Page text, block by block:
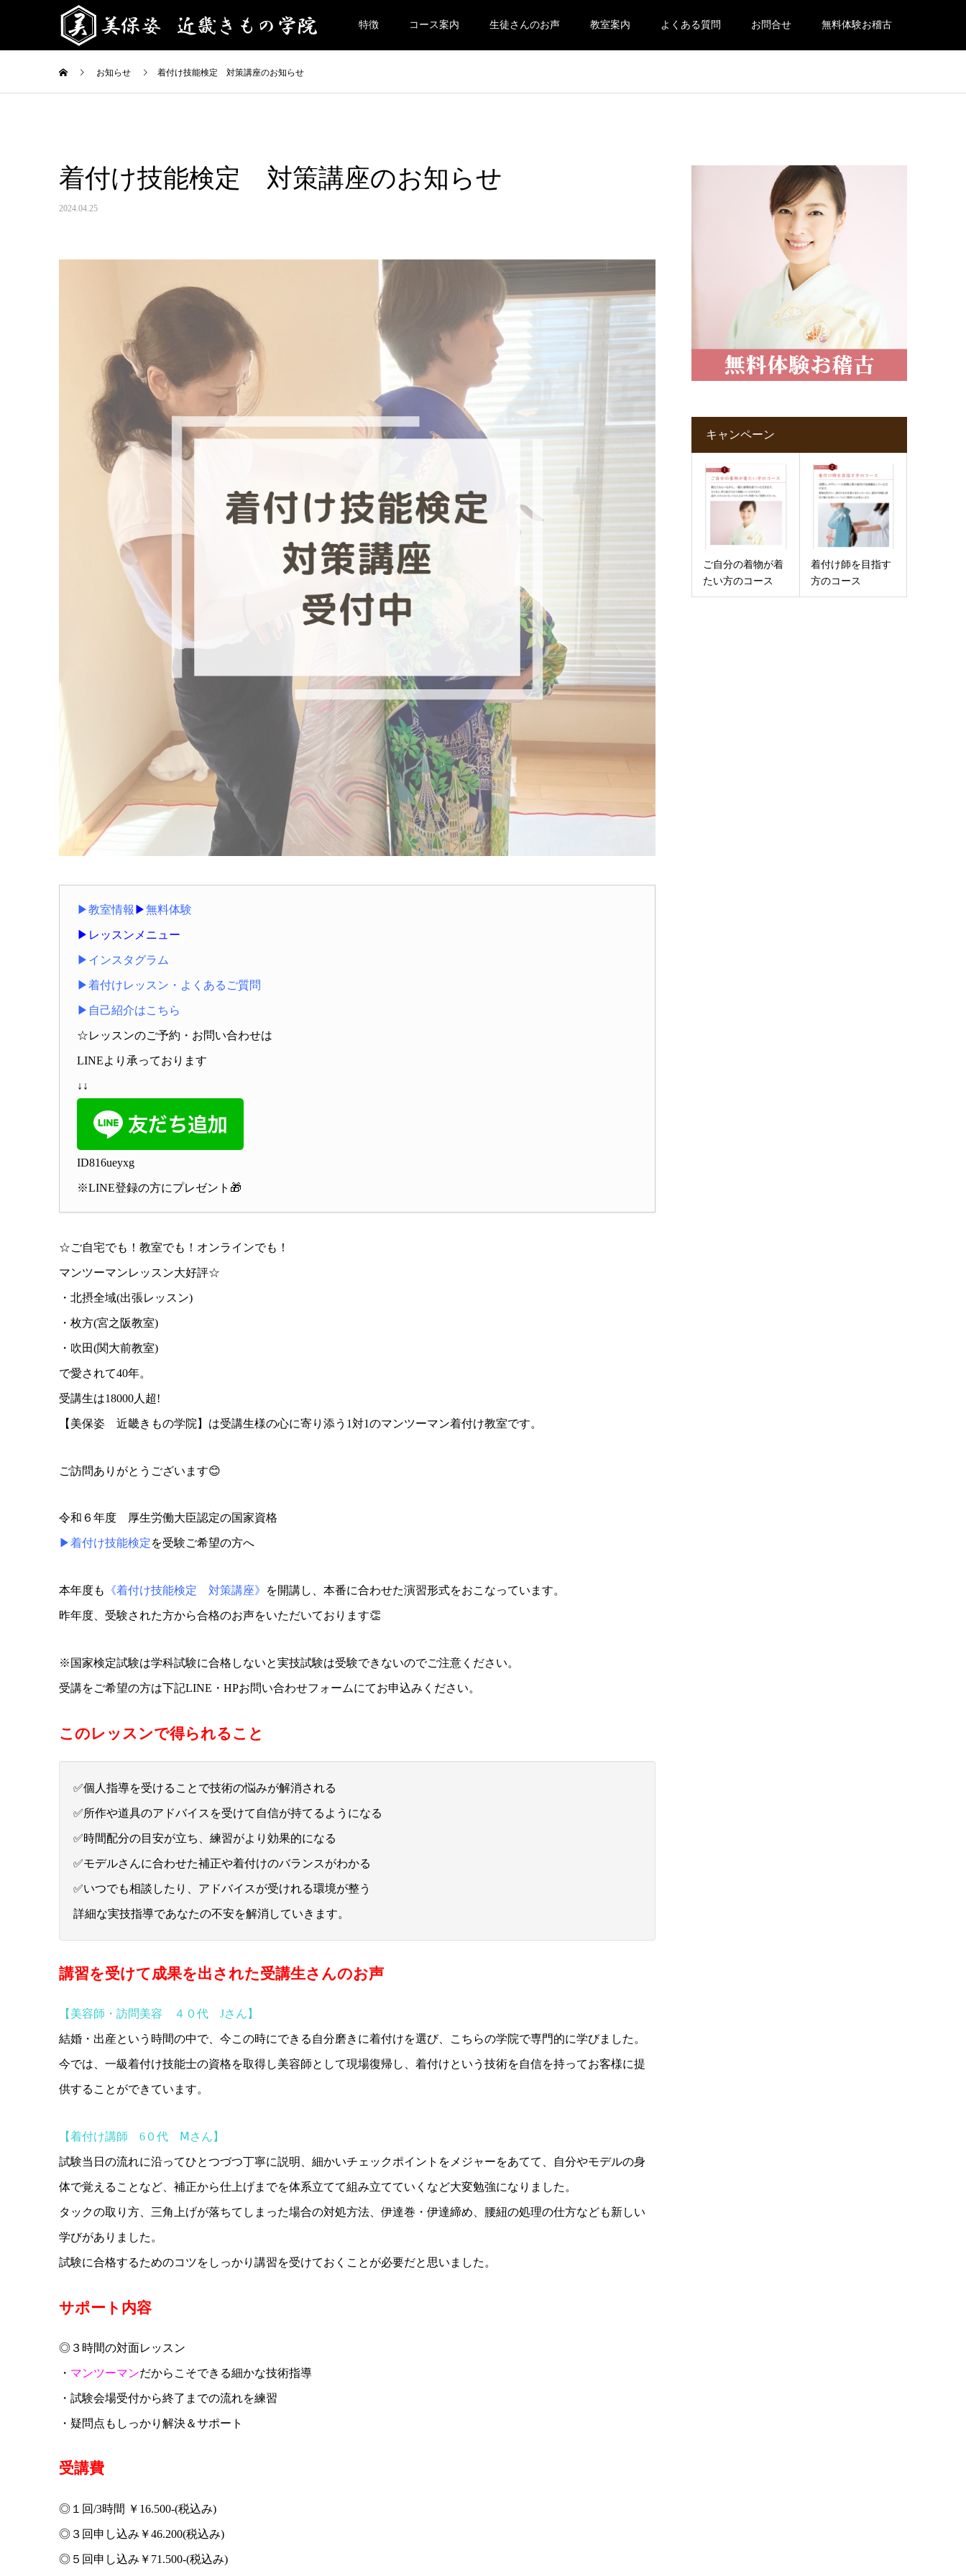
特徴 コース案内 生徒さんのお声 教室案内 よくある質問 お問合せ 無料体験お稽古
お知らせ 着付け技能検定 対策講座のお知らせ
着付け技能検定 対策講座のお知らせ
2024.04.25
▶教室情報 ▶無料体験
▶レッスンメニュー
▶インスタグラム
▶着付けレッスン・よくあるご質問
▶自己紹介はこちら
☆レッスンのご予約・お問い合わせは
LINEより承っております
↓↓
ID816ueyxg
※LINE登録の方にプレゼント🎁
☆ご自宅でも！教室でも！オンラインでも！
マンツーマンレッスン大好評☆
・北摂全域(出張レッスン)
・枚方(宮之阪教室)
・吹田(関大前教室)
で愛されて40年。
受講生は18000人超!
【美保姿 近畿きもの学院】は受講生様の心に寄り添う 1対1のマンツーマン着付け教室です。
ご訪問ありがとうございます😊
令和６年度 厚生労働大臣認定の国家資格
▶着付け技能検定を受験ご希望の方へ
本年度も 《着付け技能検定 対策講座》 を開講し、本番に合わせた演習形式をおこなっています。
昨年度、受験された方から合格のお声をいただいております👏
※国家検定試験は学科試験に合格しないと実技試験は受験できないのでご注意ください。
受講をご希望の方は下記LINE・HPお問い合わせフォームにてお申込みください。
このレッスンで得られること
✅個人指導を受けることで技術の悩みが解消される
✅所作や道具のアドバイスを受けて自信が持てるようになる
✅時間配分の目安が立ち、練習がより効果的になる
✅モデルさんに合わせた補正や着付けのバランスがわかる
✅いつでも相談したり、アドバイスが受けれる環境が整う
詳細な実技指導であなたの不安を解消していきます。
講習を受けて成果を出された受講生さんのお声
【美容師・訪問美容 ４０代 Jさん】
結婚・出産という時間の中で、今この時にできる自分磨きに着付けを選び、こちらの学院で専門的に学びました。
今では、一級着付け技能士の資格を取得し美容師として現場復帰し、着付けという 技術を自信を持ってお客様に提
供することができています。
【着付け講師 6０代 Ⅿさん】
試験当日の流れに沿ってひとつづつ丁寧に説明 細かいチェックポイントをメジャーをあてて、自分やモデルの身
体で覚えることなど、 補正から仕上げまでを体系立てて組み立てていく など大変勉強になりました。
タックの取り方、三角上げが落ちてしまった場合の対処方法、伊達巻・伊達締め、腰紐の処理の仕方なども新しい
学びがありました。
試験に合格するためのコツをしっかり講習を受けておくことが必要だと思いました。
サポート内容
◎３時間の対面レッスン
・ マンツーマンだからこそできる細かな技術指導
・試験会場受付から終了までの流れを練習
・疑問点もしっかり解決＆サポート
受講費
◎１回/3時間 ￥16.500-(税込み)
◎３回申し込み￥46.200(税込み)
◎５回申し込み￥71.500-(税込み)
キャンペーン
ご自分の着物が着
たい方のコース
着付け師を目指す
方のコース